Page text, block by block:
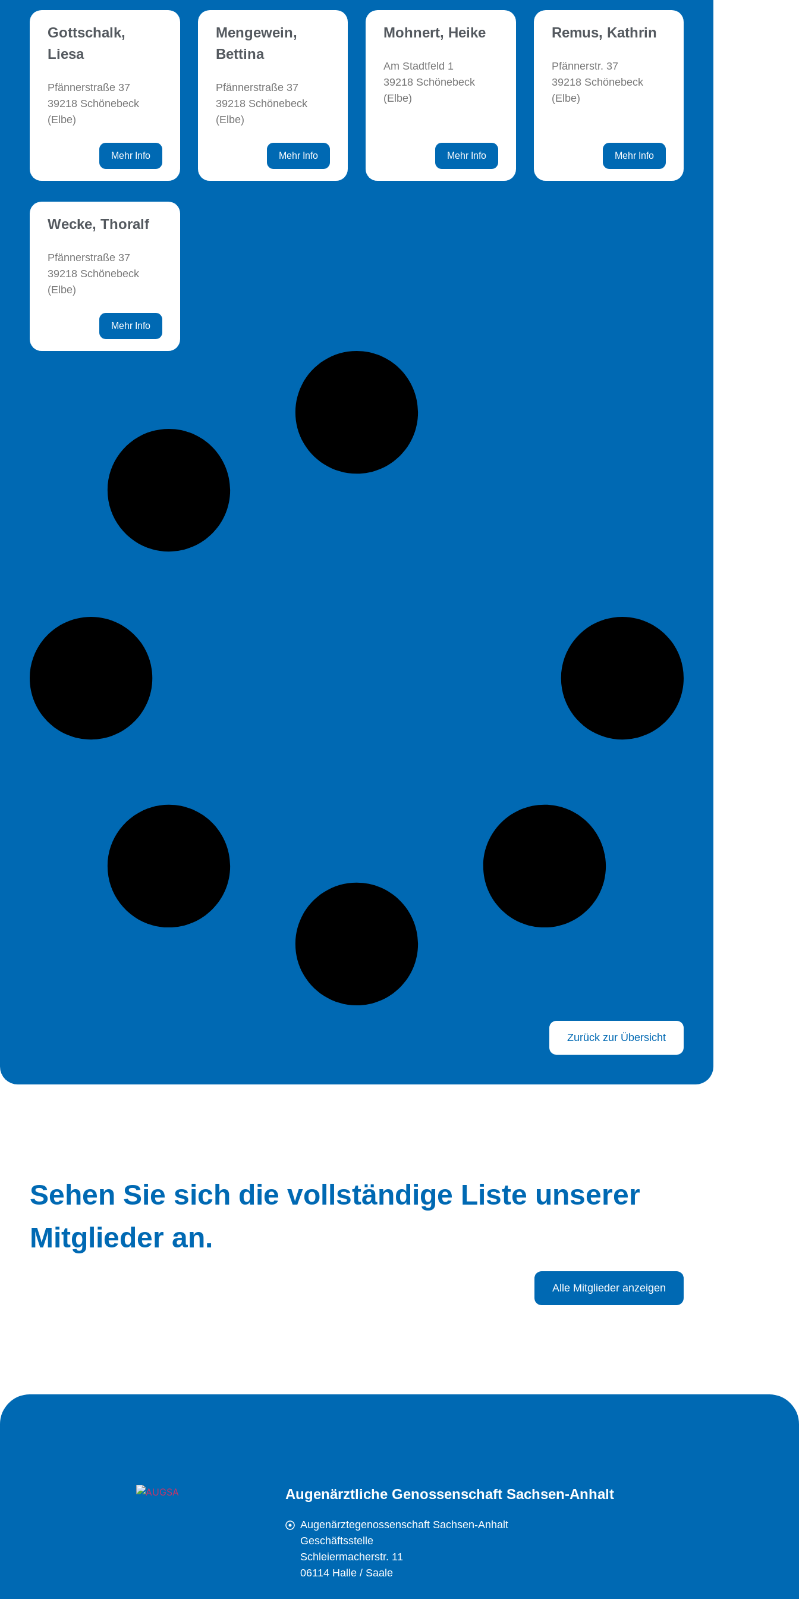
Gottschalk,
Liesa
Pfännerstraße 37
39218 Schönebeck
(Elbe)
Mehr Info
Mengewein,
Bettina
Pfännerstraße 37
39218 Schönebeck
(Elbe)
Mehr Info
Mohnert, Heike
Am Stadtfeld 1
39218 Schönebeck
(Elbe)
Mehr Info
Remus, Kathrin
Pfännerstr. 37
39218 Schönebeck
(Elbe)
Mehr Info
Wecke, Thoralf
Pfännerstraße 37
39218 Schönebeck
(Elbe)
Mehr Info
Zurück zur Übersicht
Sehen Sie sich die vollständige Liste unserer
Mitglieder an.
Alle Mitglieder anzeigen
Augenärztliche Genossenschaft Sachsen-Anhalt
Augenärztegenossenschaft Sachsen-Anhalt
Geschäftsstelle
Schleiermacherstr. 11
06114 Halle / Saale